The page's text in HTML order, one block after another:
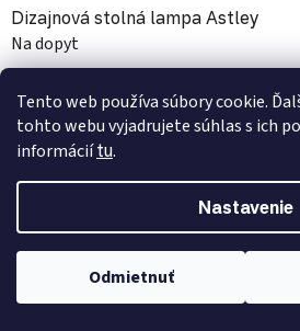
Tento web používa súbory cookie.
tohto webu vyjadrujete súhlas s ich
informáciítu.
Nastavenie
Odmietnuť
Dizajnová stolná lampa Astley
Na dopyt